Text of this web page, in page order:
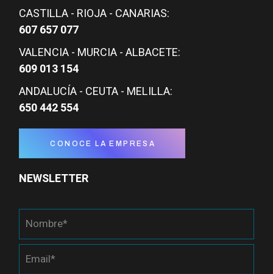
CASTILLA - RIOJA - CANARIAS:
607 657 077
VALENCIA - MURCIA - ALBACETE:
609 013 154
ANDALUCÍA - CEUTA - MELILLA:
650 442 554
CONOCE LA EMPRESA
NEWSLETTER